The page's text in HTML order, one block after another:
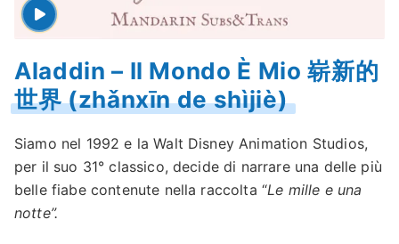
Aladdin – Il Mondo È Mio 崭新的
世界 (zhǎnxīn de shìjiè)
Siamo nel 1992 e la Walt Disney Animation Studios,
per il suo 31° classico, decide di narrare una delle più
belle fiabe contenute nella raccolta “Le mille e una
notte”.